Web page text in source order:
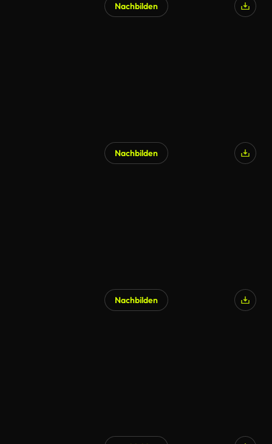
Nachbilden
Nachbilden
Nachbilden